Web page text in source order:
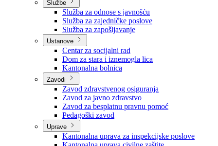
Sjednice Vlade
Službe
Služba za odnose s javnošću
Služba za zajedničke poslove
Služba za zapošljavanje
Ustanove
Centar za socijalni rad
Dom za stara i iznemogla lica
Kantonalna bolnica
Zavodi
Zavod zdravstvenog osiguranja
Zavod za javno zdravstvo
Zavod za besplatnu pravnu pomoć
Pedagoški zavod